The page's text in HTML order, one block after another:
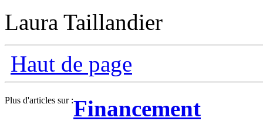
Laura Taillandier
Haut de page
Plus d'articles sur :Financement